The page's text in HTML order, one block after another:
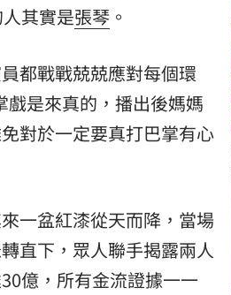
其實是張琴 。
都戰戰兢兢應對每個環
是來真的，播出後媽媽
對於一定要真打巴掌有心
一盆紅漆從天而降，當場
直下，眾人聯手揭露兩人
億，所有金流證據一一